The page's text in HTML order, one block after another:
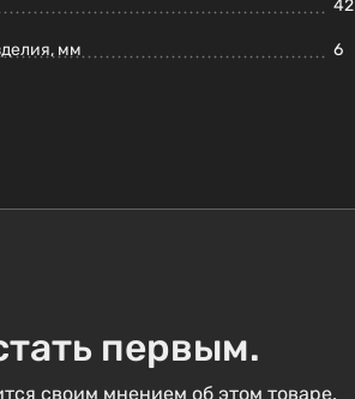
42
мм 6
первым.
своим мнением об этом товаре.